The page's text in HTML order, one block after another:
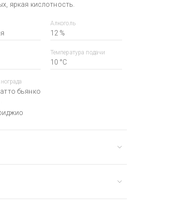
яркая кислотность.
Алкоголь
12 %
Температура подачи
10 °С
бьянко